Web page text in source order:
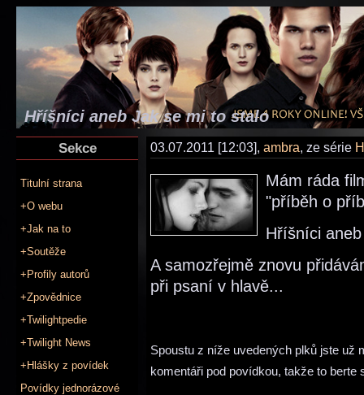
Hříšníci aneb Jak se mi to stalo
Sekce
Titulní strana
+O webu
+Jak na to
+Soutěže
+Profily autorů
+Zpovědnice
+Twilightpedie
+Twilight News
+Hlášky z povídek
Povídky jednorázové
03.07.2011 [12:03], ambra, ze série
Mám ráda
"příběh o
Hříšníci
A samozřejmě znovu
při psaní v hlavě...
Spoustu z níže uvedených plků jste už
komentáři pod povídkou, takže to berte